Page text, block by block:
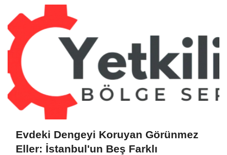
Evdeki Dengeyi Koruyan Görünmez
Eller: İstanbul'un Beş Farklı